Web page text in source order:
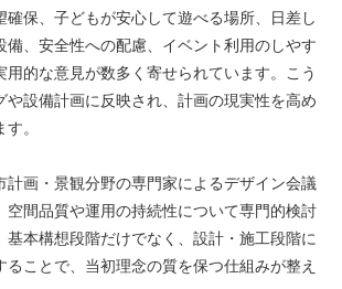
確保、子どもが安心して遊べる場所、日差し
備、安全性への配慮、イベント利用のしやす
用的な意見が数多く寄せられています。こう
や設備計画に反映され、計画の現実性を高め
。
計画・景観分野の専門家によるデザイン会議
空間品質や運用の持続性について専門的検討
基本構想段階だけでなく、設計・施工段階に
ることで、当初理念の質を保つ仕組みが整え